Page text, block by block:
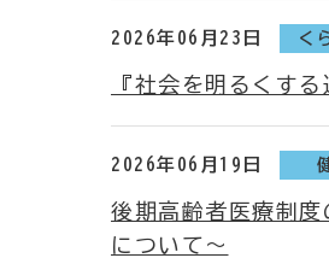
2026年06月23日 く
『社会を明るくす
2026年06月19日
後期高齢者医療制
について～